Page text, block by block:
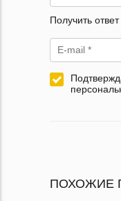
Получить ответ
ПОХОЖИЕ